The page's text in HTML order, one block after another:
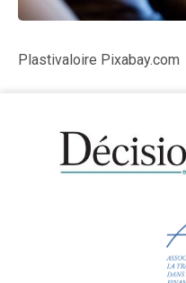
Plastivaloire Pixabay.com